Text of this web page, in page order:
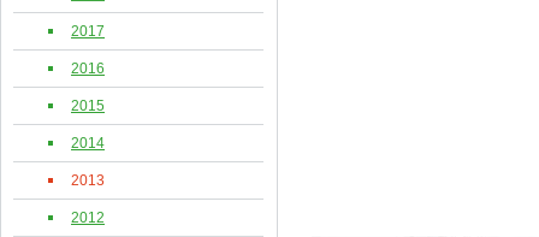
2017
2016
2015
2014
2013
2012